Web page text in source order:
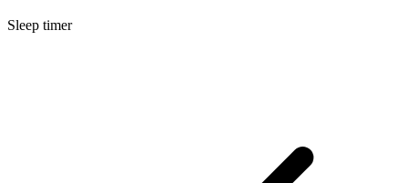
Sleep timer